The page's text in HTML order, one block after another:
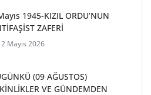
1945-KIZIL ORDU’NUN
ZAFERİ
Mayıs 2026
(09 AĞUSTOS)
VE GÜNDEMDEN